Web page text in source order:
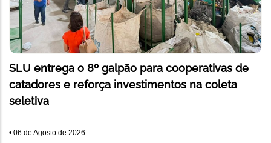
SLU entrega o 8º galpão para cooperativas de
catadores e reforça investimentos na coleta
seletiva
• 06 de Agosto de 2026